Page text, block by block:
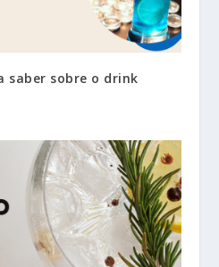
saber sobre o drink